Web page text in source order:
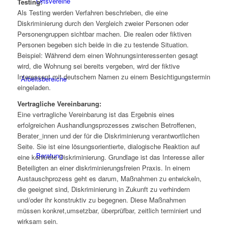
Arbeitsbereiche
Beratung
Testing:
Als Testing werden Verfahren beschrieben, die eine
Diskriminierung durch den Vergleich zweier Personen oder
Personengruppen sichtbar machen. Die realen oder fiktiven
Personen begeben sich beide in die zu testende Situation.
Beispiel: Während dem einen Wohnungsinteressenten gesagt
wird, die Wohnung sei bereits vergeben, wird der fiktive
Interessent mit deutschem Namen zu einem Besichtigungstermin
eingeladen.
Vertragliche Vereinbarung:
Eine vertragliche Vereinbarung ist das Ergebnis eines
erfolgreichen Aushandlungsprozesses zwischen Betroffenen,
Berater_innen und der für die Diskriminierung verantwortlichen
Seite. Sie ist eine lösungsorientierte, dialogische Reaktion auf
eine konkrete Diskriminierung. Grundlage ist das Interesse aller
Beteiligten an einer diskriminierungsfreien Praxis. In einem
Austauschprozess geht es darum, Maßnahmen zu entwickeln,
die geeignet sind, Diskriminierung in Zukunft zu verhindern
und/oder ihr konstruktiv zu begegnen. Diese Maßnahmen
müssen konkret,umsetzbar, überprüfbar, zeitlich terminiert und
wirksam sein.